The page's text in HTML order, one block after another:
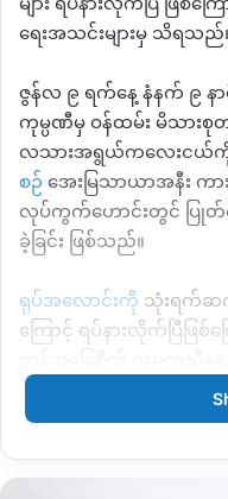
ရေးအသင်းများမှ သိရသည်
ဇွန်လ ၉ ရက်နေ့ နံနက် ၉ န
ကုမ္ပဏီမှ ဝန်ထမ်း မိသား
လသားအရွယ်ကလေးငယ်
စဉ် အေးမြသာယာအနီး က
လုပ်ကွက်ဟောင်းတွင် ပြုတ်က
ခဲ့ခြင်း ဖြစ်သည်။
ရုပ်အလောင်းကို သုံးရက်ဆ
ကြောင့် ရပ်နားလိုက်ပြီဖြစ်
KNG သတင်းဌာနသို့ ပြော
ဒီနေ့ထိတောင်မရဘူး။ အခု